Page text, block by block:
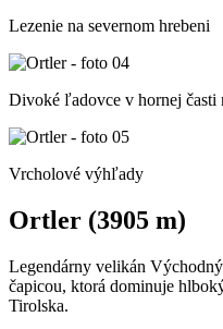
Lezenie na severnom hrebeni
Divoké ľadovce v hornej časti
Vrcholové výhľady
Ortler (3905 m)
Legendárny velikán
čapicou, ktorá dominuje
Tirolska.